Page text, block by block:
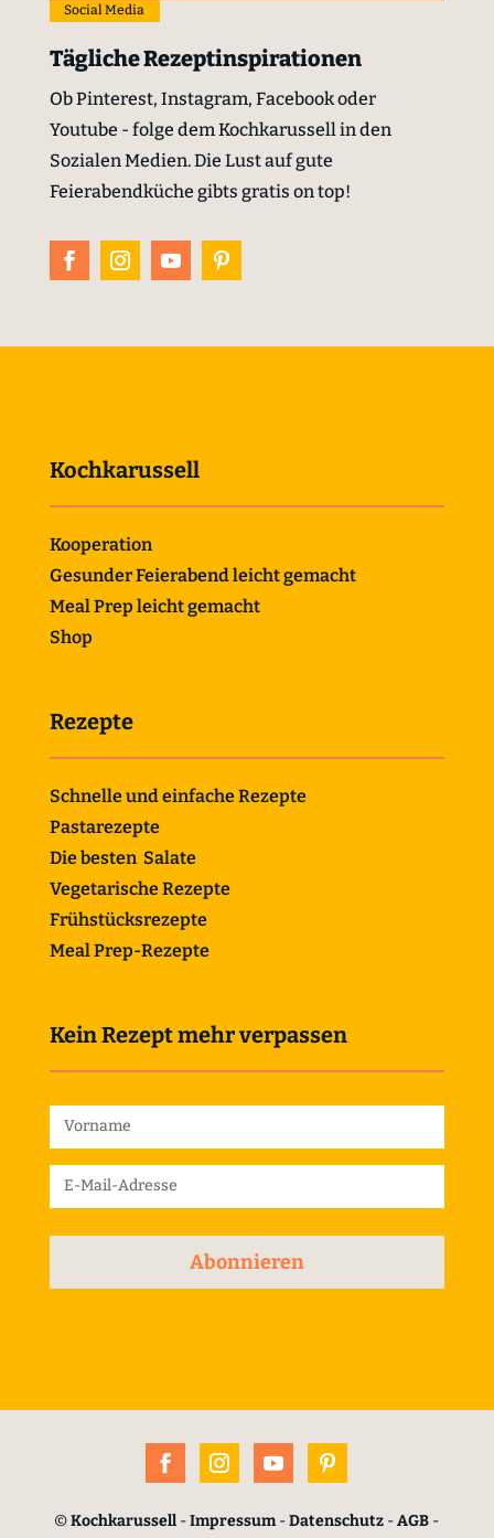
Social Media
Tägliche Rezeptinspirationen
Ob Pinterest, Instagram, Facebook oder
Youtube - folge dem Kochkarussell in den
Sozialen Medien. Die Lust auf gute
Feierabendküche gibts gratis on top!
Kochkarussell
Kooperation
Gesunder Feierabend leicht gemacht
Meal Prep leicht gemacht
Shop
Rezepte
Schnelle und einfache Rezepte
Pastarezepte
Die besten Salate
Vegetarische Rezepte
Frühstücksrezepte
Meal Prep-Rezepte
Kein Rezept mehr verpassen
Abonnieren
©Kochkarussell -Impressum-Datenschutz -AGB -